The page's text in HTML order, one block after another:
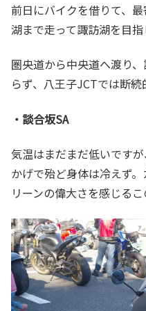
前日にバイクを借りて、
湖まで走って諏訪湖を目指
圏央道から中央道へ渡り
らず、八王子JCTでは断続
・談合坂SA
気温はまだまだ低いです
かげで殆ど身体は冷えず
リーンの偉大さを感じるこ